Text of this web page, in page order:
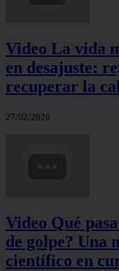
Video La vida
en desajuste:
recuperar la
27/02/2026
Video Qué
de golpe? Una
científico en